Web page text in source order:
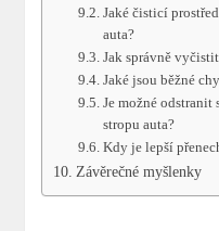
Jaké čisticí
auta?
Jak správně
Jaké jsou běžné
Je možné odstranit
stropu auta?
Kdy je lepší
Závěrečné myšlenky